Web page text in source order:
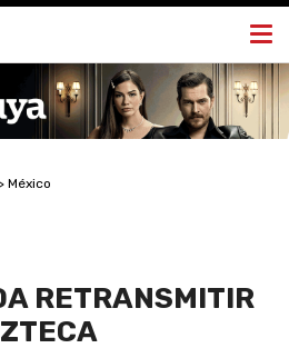
México
RETRANSMITIR